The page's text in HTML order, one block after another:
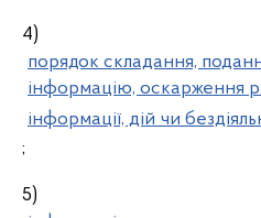
4)
порядок складання,
інформацію, оскарження
інформації, дій чи
;
5)